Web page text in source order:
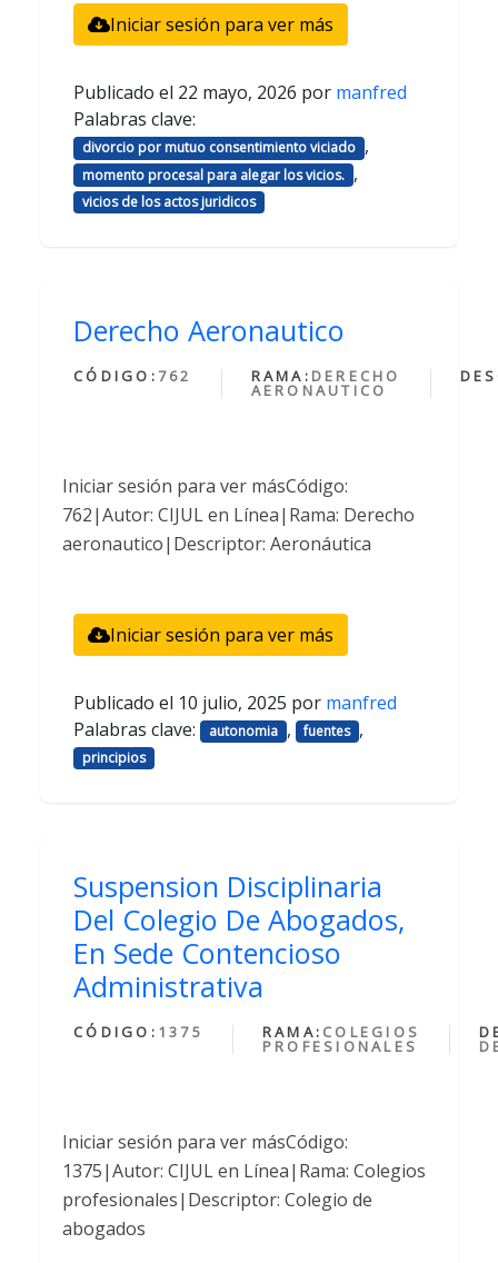
Iniciar sesión para ver más
Publicado el 22 mayo, 2026 por manfred
Palabras clave:
divorcio por mutuo consentimiento viciado ,
momento procesal para alegar los vicios. ,
vicios de los actos juridicos
Derecho Aeronautico
CÓDIGO: 762 RAMA: DERECHO
AERONAUTICO
Iniciar sesión para ver másCódigo:
762|Autor: CIJUL en Línea|Rama: Derecho
aeronautico|Descriptor: Aeronáutica
Iniciar sesión para ver más
Publicado el 10 julio, 2025 por manfred
Palabras clave:
autonomia , fuentes ,
principios
Suspension Disciplinaria
Del Colegio De Abogados,
En Sede Contencioso
Administrativa
CÓDIGO: 1375 RAMA: COLEGIOS
PROFESIONALES
Iniciar sesión para ver másCódigo:
1375|Autor: CIJUL en Línea|Rama: Colegios
profesionales|Descriptor: Colegio de
abogados